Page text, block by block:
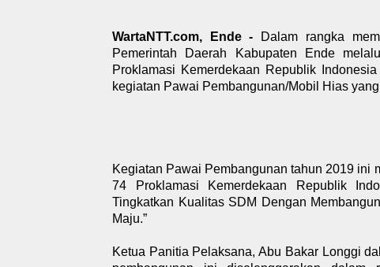
WartaNTT.com, Ende -
Dalam rangka
Pemerintah Daerah Kabupaten Ende
Proklamasi Kemerdekaan Republik
kegiatan Pawai Pembangunan/Mobil Hias
Kegiatan Pawai Pembangunan tahun 2019 ini
74 Proklamasi Kemerdekaan Republik
Tingkatkan Kualitas SDM Dengan
Maju.”
Ketua Panitia Pelaksana, Abu Bakar Longgi